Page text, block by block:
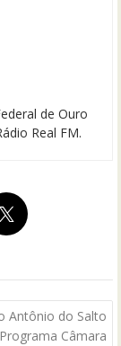
de Ouro
Real FM.
Antônio do Salto
Câmara